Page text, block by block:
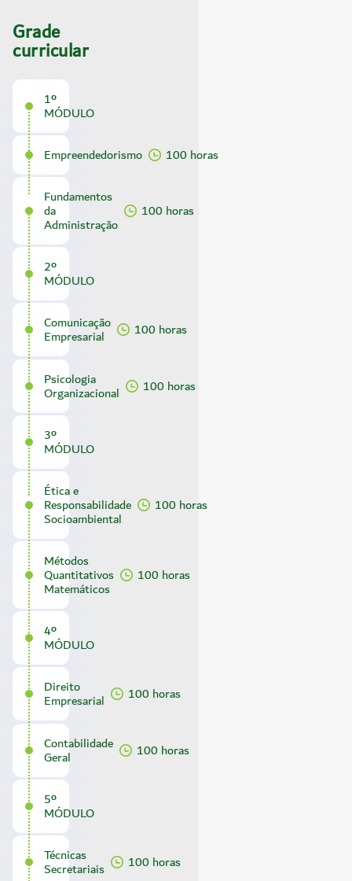
Grade
curricular
1º
MÓDULO
Empreendedorismo 100 horas
Fundamentos
da
Administração
100 horas
2º
MÓDULO
Comunicação
Empresarial 100 horas
Psicologia
Organizacional 100 horas
3º
MÓDULO
Ética e
Responsabilidade
Socioambiental
100 horas
Métodos
Quantitativos
Matemáticos
100 horas
4º
MÓDULO
Direito
Empresarial 100 horas
Contabilidade
Geral 100 horas
5º
MÓDULO
Técnicas
Secretariais 100 horas